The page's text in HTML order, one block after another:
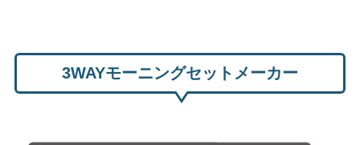
3WAYモーニングセットメーカー